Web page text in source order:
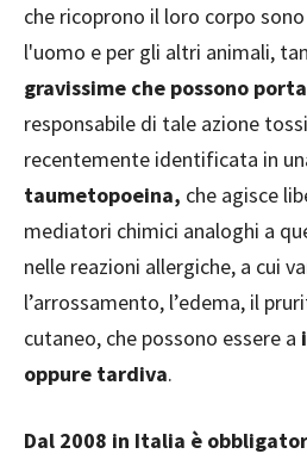
che ricoprono il loro corpo
l'uomo e per gli altri animali,
gravissime che possono
responsabile di tale azione
recentemente identificata in
taumetopoeina, che agisce
mediatori chimici analoghi a
nelle reazioni allergiche, a cui
l’arrossamento, l’edema, il
cutaneo, che possono essere a
oppure tardiva.
Dal 2008 in Italia è